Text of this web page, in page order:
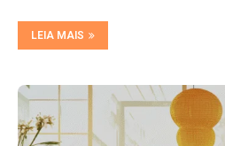
LEIA MAIS